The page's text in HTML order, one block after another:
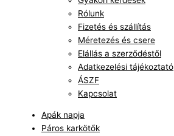
Rólunk
Fizetés és szállítás
Méretezés és csere
Elállás a szerződéstől
Adatkezelési tájékoztató
ÁSZF
Kapcsolat
Apák napja
Páros karkötők